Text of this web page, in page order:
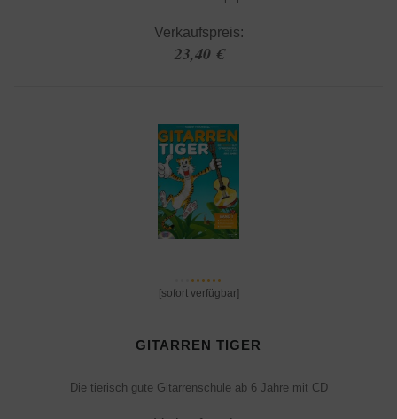
Verkaufspreis:
23,40 €
[sofort verfügbar]
GITARREN TIGER
Die tierisch gute Gitarrenschule ab 6 Jahre mit CD